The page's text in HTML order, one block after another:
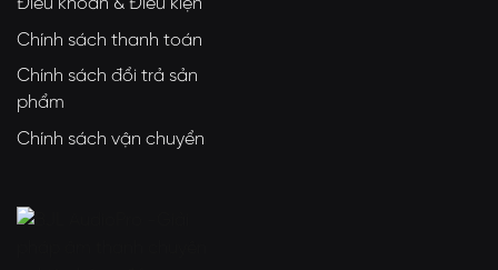
Điều khoản & Điều kiện
Chính sách thanh toán
Chính sách đổi trả sản
phẩm
Chính sách vận chuyển